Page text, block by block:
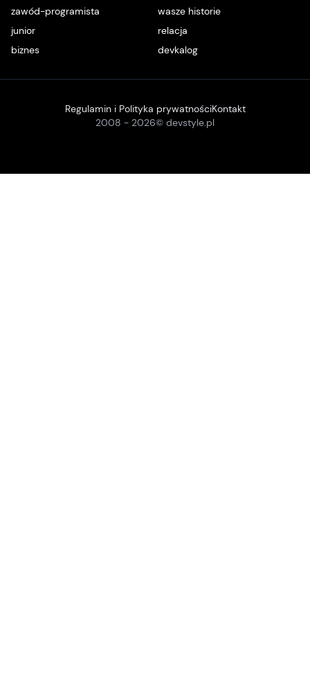
zawód-programista
wasze historie
junior
relacja
biznes
devkalog
2008 - 2026© devstyle.pl
Regulamin i Polityka prywatnościKontakt